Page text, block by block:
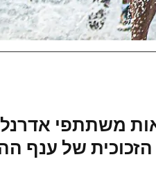
משתתפי
של ענף